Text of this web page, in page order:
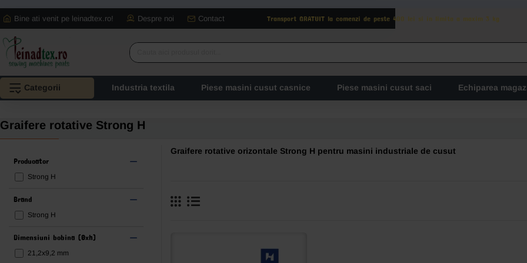
Bine ati venit pe leinadtex.ro! Despre noi Contact Transport GRATUIT la comenzi de peste 400 lei si in limita a maxim 3 kg
Cauta
dorit...
Categorii Industria textila Piese masini cusut casnice Piese masini cusut saci Echiparea
Graifere rotative Strong H
Producator
Strong H
Brand
Strong H
Dimensiuni bobina (Øxh)
21,2x9,2 mm
Graifere rotative orizontale Strong H pentru masini industriale de cusut